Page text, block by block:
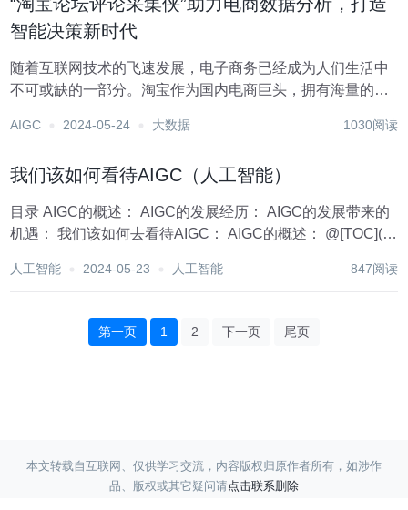
智能决策新时代
随着互联网技术的飞速发展，电子商务已经成为人们生活中
不可或缺的一部分。淘宝作为国内电商巨头，拥有海量的用
市场动态。如何有效地采集和分析这些评论数据，对于商家
AIGC 2024-05-24 大数据 1030阅读
我们该如何看待AIGC（人工智能）
目录 AIGC的概述： AIGC的发展经历： AIGC的发展带来的
机遇： 我们该如何去看待AIGC： AIGC的概述： @[TOC]( ?
对抗网...
人工智能 2024-05-23 人工智能 847阅读
第一页 1 2 下一页 尾页
本文转载自互联网、仅供学习交流，内容版权归原作者所有，如涉作
品、版权或其它疑问请点击联系删除